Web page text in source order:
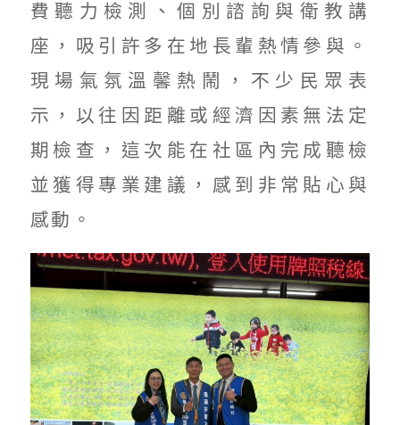
費聽力檢測、個別諮詢與衛教講
座，吸引許多在地長輩熱情參與。
現場氣氛溫馨熱鬧，不少民眾表
示，以往因距離或經濟因素無法定
期檢查，這次能在社區內完成聽檢
並獲得專業建議，感到非常貼心與
感動。